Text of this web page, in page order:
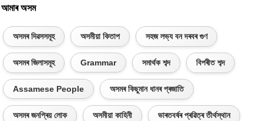
আমাৰ অসম
অসমৰ দিৱসসমূহ অসমীয়া কিতাপ সহজ লভ্য বন দৰবৰ গুণ
অসমৰ জিলাসমূহ Grammar সমাৰ্থক শব্দ বিপৰীত শব্দ
Assamese People অসমৰ কিছুমান ধানৰ প্ৰজাতি
অসমৰ জনপ্ৰিয় লোক অসমীয়া কাহিনী ভাৰতবৰ্ষৰ প্ৰৱিত্ৰ তীৰ্থস্থান